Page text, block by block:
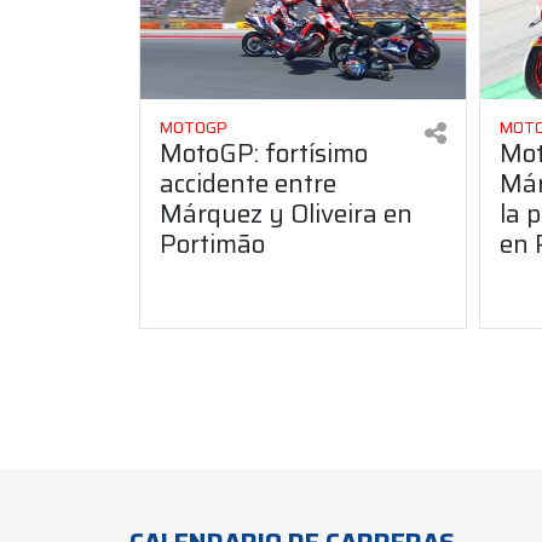
MOTOGP
MotoGP: fortísimo
accidente entre
Márquez y Oliveira en
Portimão
la
en